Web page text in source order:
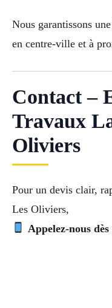
Nous garantissons
en centre-ville et à
Contact –
Travaux
Oliviers
Pour un devis clair,
Les Oliviers,
Appelez-nous